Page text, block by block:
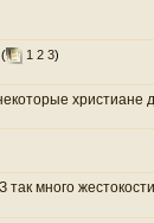
( 1 2 3)
христиане
много